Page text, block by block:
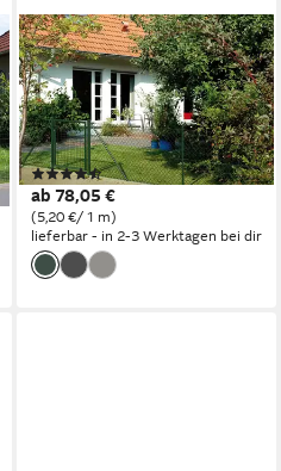
ALBERTS
Maschendrahtzaun
Maschendraht-Geflecht,
Höhe: 80-200cm,
Gesamtlänge: 10-25 m
(14)
ab 78,05 €
(5,20 €/ 1 m)
lieferbar - in 2-3 Werktagen bei dir